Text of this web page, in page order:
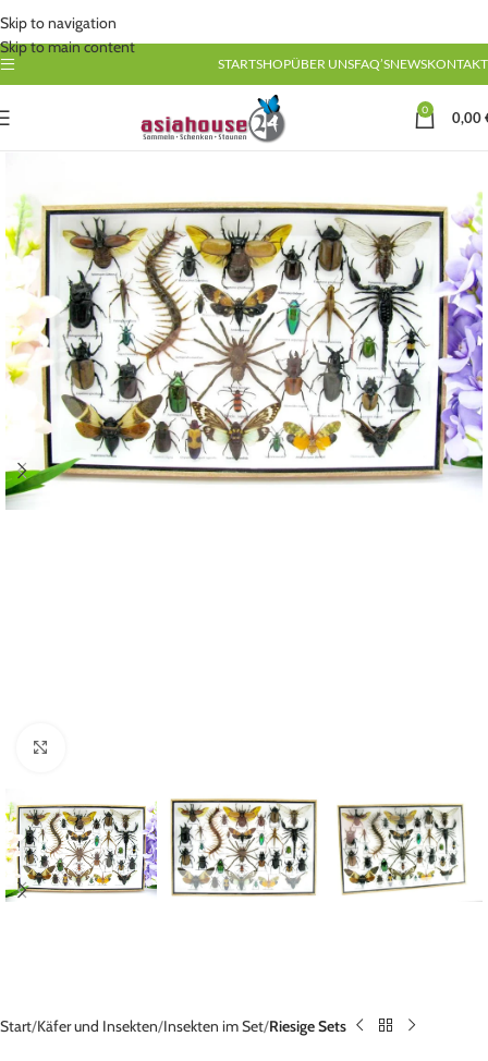
Skip to navigation
Skip to main content
STARTSHOPÜBER UNSFAQ’SNEWSKONTAKT
0 0,00
Start Käfer und Insekten Insekten im Set Riesige Sets